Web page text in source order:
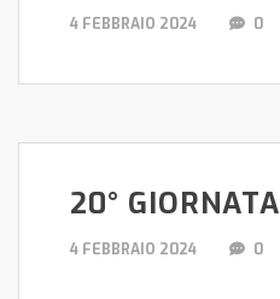
4 FEBBRAIO 2024 0
20° GIORNATA
4 FEBBRAIO 2024 0